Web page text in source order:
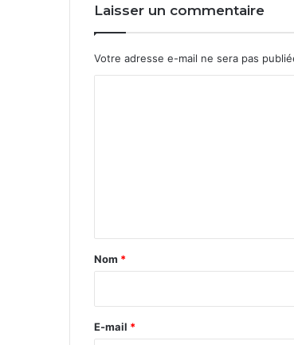
Laisser un commentaire
Votre adresse e-mail ne sera pas
a
e
Nom *
E-mail *